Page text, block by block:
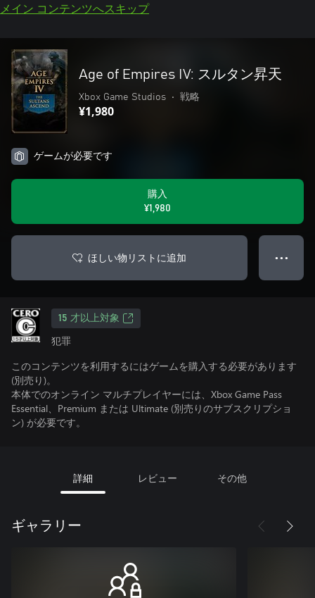
メイン コンテンツへスキップ
Age of Empires IV: スルタン昇天
Xbox Game Studios • 戦略
¥1,980
ゲームが必要です
購入
¥1,980
ほしい物リストに追加 ● ● ●
15 才以上対象
犯罪
このコンテンツを利用するにはゲームを購入する必要があります
(別売り)。
本体でのオンライン マルチプレイヤーには、Xbox Game Pass
Essential、Premium または Ultimate (別売りのサブスクリプショ
ン) が必要です。
詳細 レビュー その他
ギャラリー